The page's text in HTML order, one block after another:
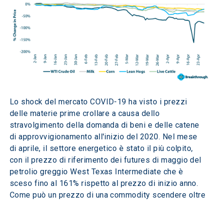
Lo shock del mercato COVID-19 ha visto i prezzi
delle materie prime crollare a causa dello
stravolgimento della domanda di beni e delle catene
di approvvigionamento all'inizio del 2020. Nel mese
di aprile, il settore energetico è stato il più colpito,
con il prezzo di riferimento dei futures di maggio del
petrolio greggio West Texas Intermediate che è
sceso fino al 161% rispetto al prezzo di inizio anno.
Come può un prezzo di una commodity scendere oltre